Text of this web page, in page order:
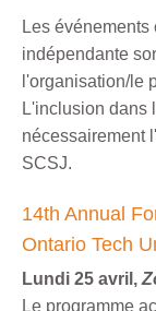
Les
indépendante
l'organisation/le
L'inclusion dans
nécessairement
SCSJ.
14th Annual
Ontario Tech
Lundi 25 avril,
Le programme